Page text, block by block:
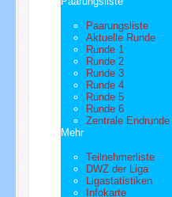
Paarungsliste
Aktuelle Runde
Runde 1
Runde 2
Runde 3
Runde 4
Runde 5
Runde 6
Zentrale
Mehr
Teilnehmerliste
DWZ der Liga
Ligastatistiken
Infokarte